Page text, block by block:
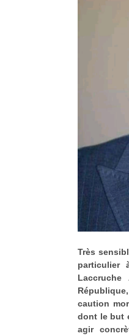
Très
particulier
caution
dont le but
agir